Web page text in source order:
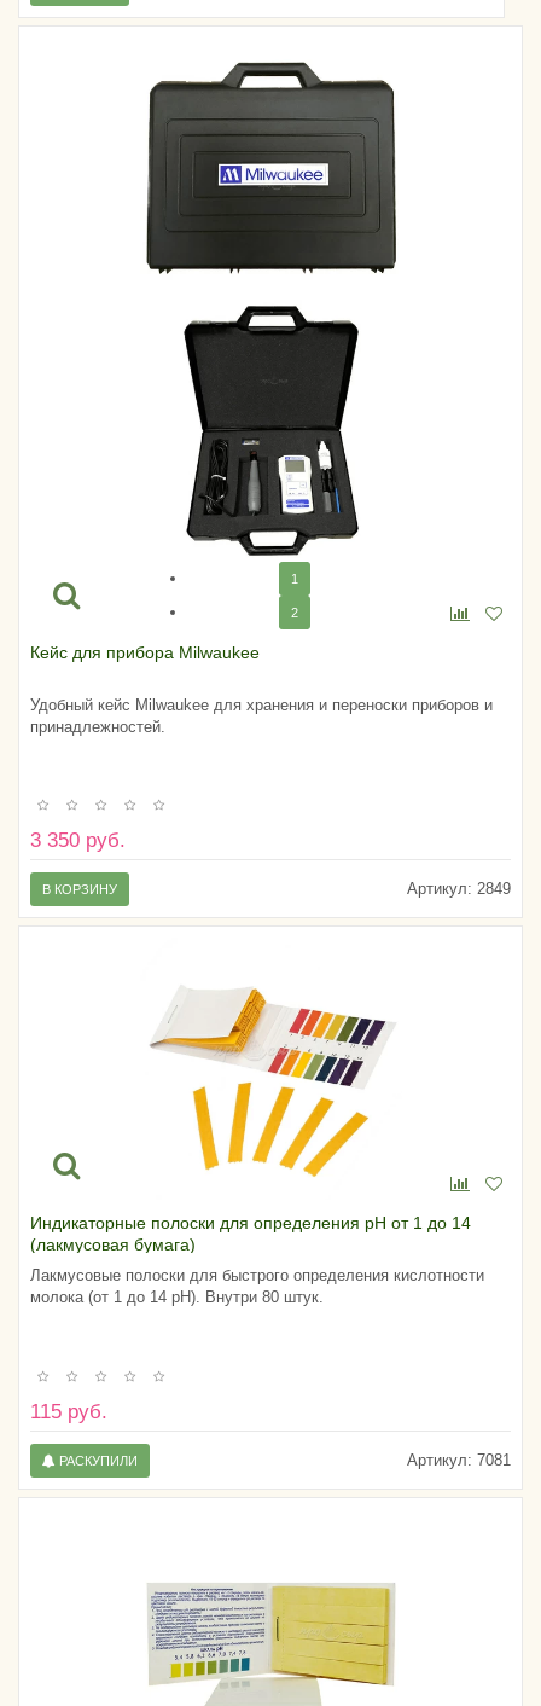
1
2
Кейс для прибора Milwaukee
Удобный кейс Milwaukee для хранения и переноски приборов и
принадлежностей.
3 350 руб.
Артикул: 2849
В КОРЗИНУ
Индикаторные полоски для определения pH от 1 до 14
(лакмусовая бумага)
Лакмусовые полоски для быстрого определения кислотности
молока (от 1 до 14 pH). Внутри 80 штук.
115 руб.
Артикул: 7081
РАСКУПИЛИ